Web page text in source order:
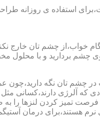
استفاده ی روزانه
خواب،از چشم تان خارج
چشم بردارید و با
چشم تان نگه دارید،چون
که آلرژی دارند،کسانی
تمیز کردن لنزها را به
نرم هستند،برای درمان